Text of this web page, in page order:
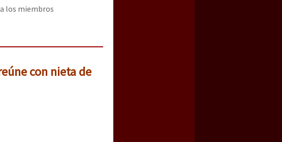
los miembros
con nieta de